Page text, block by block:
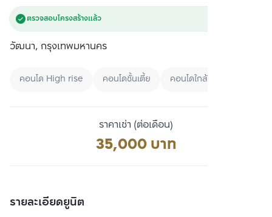
ตรวจสอบโครงสร้างแล้ว
วัฒนา, กรุงเทพมหานคร
คอนโด High rise คอนโดชั้นเตี้ย คอนโดใกล้ BTS
ราคาเช่า (ต่อเดือน)
35,000 บาท
รายละเอียดยูนิต